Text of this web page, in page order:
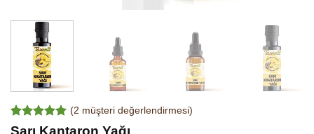
2
müşteri
(2 müşteri değerlendirmesi)
Sarı Kantaron Yağı